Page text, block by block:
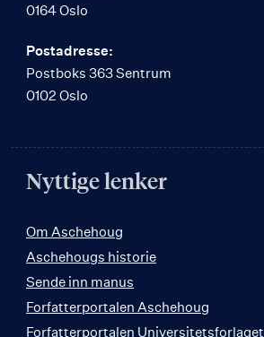
0164 Oslo
Postadresse:
Postboks 363 Sentrum
0102 Oslo
Nyttige lenker
Om Aschehoug
Aschehougs historie
Sende inn manus
Forfatterportalen Aschehoug
Forfatterportalen Universitetsforlaget